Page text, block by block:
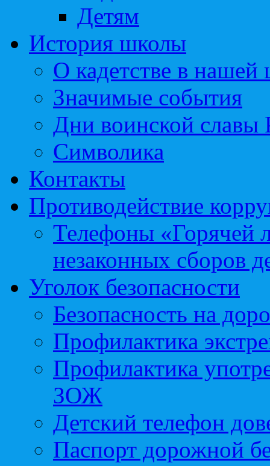
Детям
История школы
О кадетстве в нашей
Значимые события
Дни воинской славы
Символика
Контакты
Противодействие
Телефоны «Горячей
незаконных сборов
Уголок безопасности
Безопасность на
Профилактика
Профилактика
ЗОЖ
Детский телефон
Паспорт дорожной